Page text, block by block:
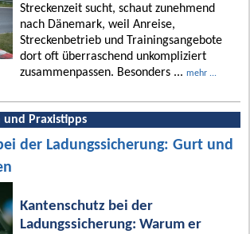
Streckenzeit sucht, schaut zunehmend
nach Dänemark, weil Anreise,
Streckenbetrieb und Trainingsangebote
dort oft überraschend unkompliziert
zusammenpassen. Besonders ... mehr ...
Praxistipps
der Ladungssicherung: Gurt und
Kantenschutz bei der
Ladungssicherung: Warum er